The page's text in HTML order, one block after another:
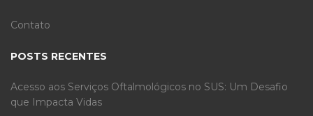
Contato
POSTS RECENTES
Acesso aos Serviços Oftalmológicos no SUS: Um Desafio
que Impacta Vidas